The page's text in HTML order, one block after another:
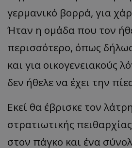
γερμανικό βορρά, για
Ήταν η ομάδα που τον
περισσότερο, όπως
και για οικογενειακούς
δεν ήθελε να έχει την
Eκεί θα έβρισκε τον
στρατιωτικής
στον πάγκο και ένα